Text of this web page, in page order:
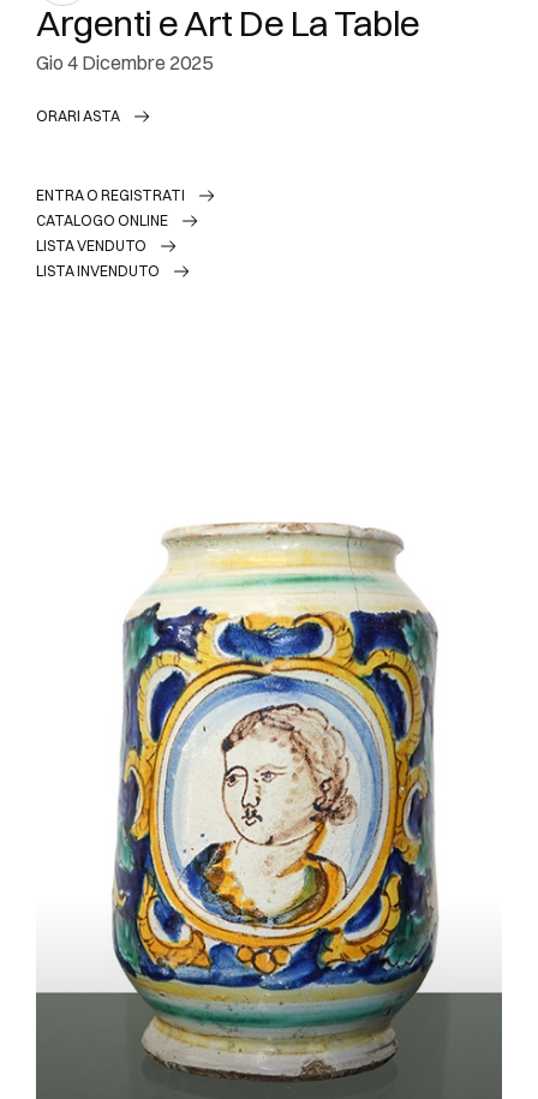
Argenti e Art De La Table
gio 4 Dicembre 2025
ORARI ASTA
ENTRA O REGISTRATI
CATALOGO ONLINE
LISTA VENDUTO
LISTA INVENDUTO